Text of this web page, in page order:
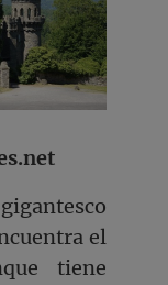
el
tiene